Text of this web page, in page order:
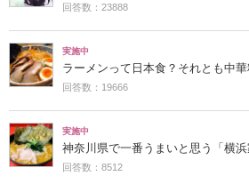
回答数：23888
実施中
ラーメンって日本食？それとも中華
回答数：19666
実施中
神奈川県で一番うまいと思う「横
回答数：8512